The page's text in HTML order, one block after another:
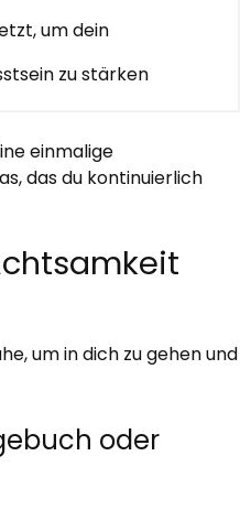
um dein
zu stärken
einmalige
das du kontinuierlich
um in dich zu gehen und
oder